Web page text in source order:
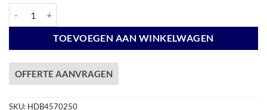
TOEVOEGEN AAN WINKELWAGEN
OFFERTE AANVRAGEN
SKU: HDB4570250